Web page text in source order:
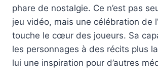
phare de nostalgie. Ce n’est pas
jeu vidéo, mais une célébration de
touche le cœur des joueurs. Sa
les personnages à des récits plus
lui une inspiration pour d’autres